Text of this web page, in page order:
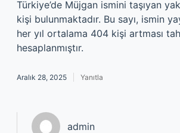
Türkiye’de Müjgan ismini taşıyan
kişi bulunmaktadır. Bu sayı, ismin
her yıl ortalama 404 kişi artması
hesaplanmıştır.
Aralık 28, 2025 Yanıtla
admin